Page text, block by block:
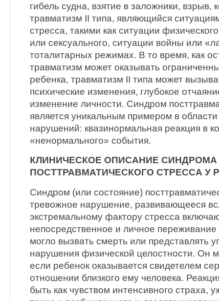
гибель судна, взятие в заложники, взрыв,
травматизм II типа, являющийся
стресса, такими как ситуации
или сексуального, ситуации войны или
тоталитарных режимах. В то время, как
травматизм может оказывать
ребенка, травматизм II типа может
психические изменения, глубокое
изменение личности. Синдром
является уникальным примером в
нарушений: квазинормальная реакция в
«ненормального» события.
КЛИНИЧЕСКОЕ ОПИСАНИЕ СИНДРОМА
ПОСТТРАВМАТИЧЕСКОГО СТРЕССА У
Синдром (или состояние)
тревожное нарушение, развивающееся
экстремальному фактору стресса
непосредственное и личное переживание
могло вызвать смерть или представлять
нарушения физической целостности. Он
если ребенок оказывается свидетелем
отношении близкого ему человека.
быть как чувством интенсивного страха,